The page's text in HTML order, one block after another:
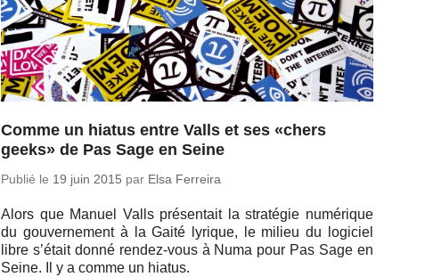
Comme un hiatus entre Valls et ses «chers
geeks» de Pas Sage en Seine
Publié le 19 juin 2015 par Elsa Ferreira
Alors que Manuel Valls pré­sen­tait la stra­té­gie nu­mé­rique
du gou­ver­ne­ment à la Gaité lyrique, le milieu du lo­gi­ciel
libre s’était donné ren­dez-vous à Numa pour Pas Sage en
Seine. Il y a comme un hiatus.